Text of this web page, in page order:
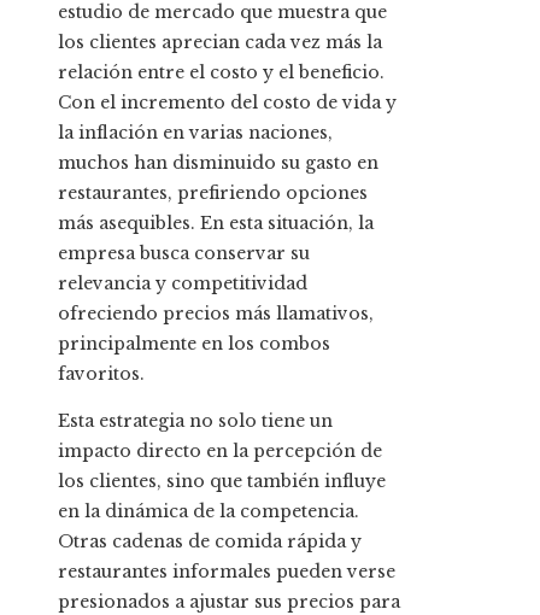
estudio de mercado que muestra que
los clientes aprecian cada vez más la
relación entre el costo y el beneficio.
Con el incremento del costo de vida y
la inflación en varias naciones,
muchos han disminuido su gasto en
restaurantes, prefiriendo opciones
más asequibles. En esta situación, la
empresa busca conservar su
relevancia y competitividad
ofreciendo precios más llamativos,
principalmente en los combos
favoritos.
Esta estrategia no solo tiene un
impacto directo en la percepción de
los clientes, sino que también influye
en la dinámica de la competencia.
Otras cadenas de comida rápida y
restaurantes informales pueden verse
presionados a ajustar sus precios para